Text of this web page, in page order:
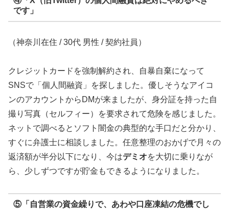
です」
（神奈川在住 / 30代 男性 / 契約社員）
クレジットカードを強制解約され、自暴自棄になって
SNSで「個人間融資」を探しました。優しそうなアイコ
ンのアカウントからDMが来ましたが、身分証を持った自
撮り写真（セルフィー）を要求されて危険を感じました。
ネットで調べるとソフト闇金の典型的な手口だと分かり、
すぐに弁護士に相談しました。任意整理のおかげで月々の
返済額が半分以下になり、今はデミオを大切に乗りなが
ら、少しずつですが貯金もできるようになりました。
⑤「自営業の資金繰りで、あわや口座凍結の危機でし